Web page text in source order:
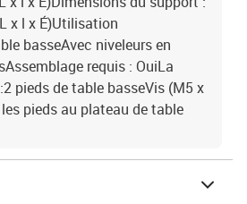
x l x É)Utilisation
basseAvec niveleurs en
requis : OuiLa
pieds de table basseVis (M5 x
pieds au plateau de table